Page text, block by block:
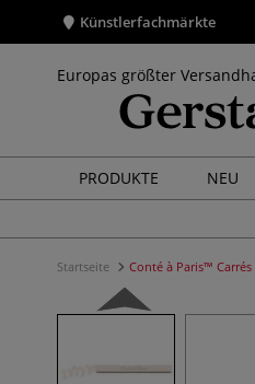
Künstlerfachmärkte
Europas größter
PRODUKTE NEU
Startseite Conté à Paris™